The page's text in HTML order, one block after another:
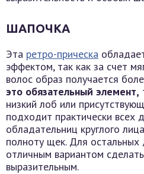
ШАПОЧКА
Эта ретро-прическа
эффектом, так как за счет
волос образ получается
это обязательный элемент,
низкий лоб или
подходит практически всех
обладательниц круглого
полноту щек. Для остальных
отличным вариантом
выразительным.